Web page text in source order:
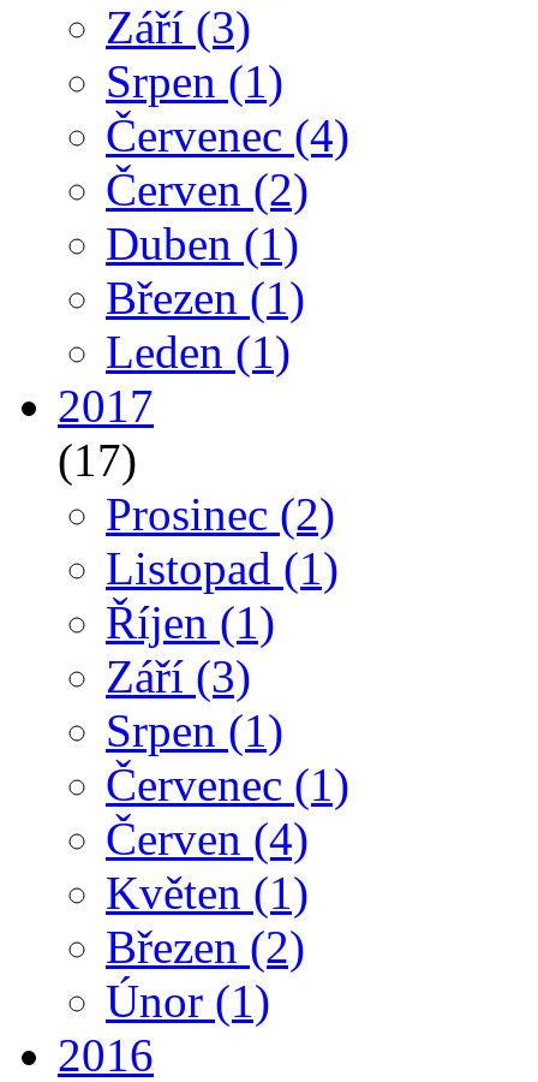
Září (3)
Srpen (1)
Červenec (4)
Červen (2)
Duben (1)
Březen (1)
Leden (1)
2017
(17)
Prosinec (2)
Listopad (1)
Říjen (1)
Září (3)
Srpen (1)
Červenec (1)
Červen (4)
Květen (1)
Březen (2)
Únor (1)
2016